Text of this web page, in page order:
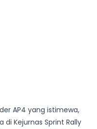
AP4 yang istimewa,
di Kejurnas Sprint Rally